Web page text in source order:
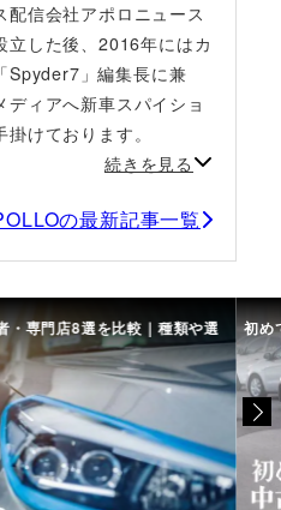
配信会社アポロニュース
立した後、2016年にはカ
Spyder7」編集長に兼
ディアへ新車スパイショ
けております。
続きを見る
の最新記事一覧
・専門店8選を比較｜種類や選 初め